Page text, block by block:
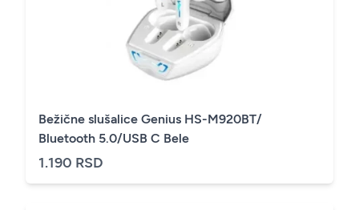
Bežične slušalice Genius HS-M920BT/
Bluetooth 5.0/USB C Bele
1.190 RSD